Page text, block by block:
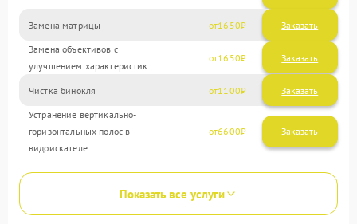
Замена матрицы 1650
Замена объективов с
улучшением характеристик
1650
Чистка бинокля 1100
Устранение вертикально-
горизонтальных полос в
видоискателе
6600
Показать все услуги